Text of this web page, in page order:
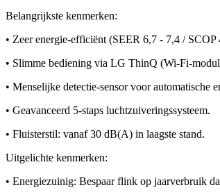
Belangrijkste kenmerken:
• Zeer energie-efficiënt (SEER 6,7 - 7,4 /
• Slimme bediening via LG ThinQ (Wi-Fi-
• Menselijke detectie-sensor voor automatische
• Geavanceerd 5-staps luchtzuiveringssysteem.
• Fluisterstil: vanaf 30 dB(A) in laagste stand.
Uitgelichte kenmerken:
• Energiezuinig: Bespaar flink op jaarverbruik